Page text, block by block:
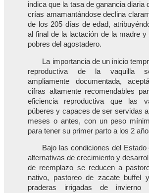
indica que la tasa de ganancia diaria
crías amamantándose declina
de los 205 días de edad,
al final de la lactación de la madre y
pobres del agostadero.
La importancia de un inicio
reproductiva de la vaquilla
ampliamente documentada,
cifras altamente recomendables
eficiencia reproductiva que las
púberes y capaces de ser servidas
meses o antes, con un peso
para tener su primer parto a los 2
Bajo las condiciones del Estado
alternativas de crecimiento y
de reemplazo se reducen a
nativo, pastoreo de zacate buffel
praderas irrigadas de invierno